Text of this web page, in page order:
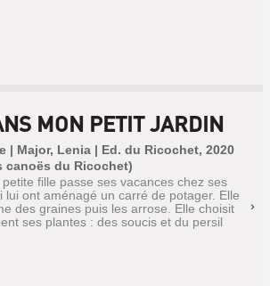
MON PETIT JARDIN
| Major, Lenia | Ed. du Ricochet, 2020
canoës du Ricochet)
petite fille passe ses vacances chez ses
lui ont aménagé un carré de potager. Elle
des graines puis les arrose. Elle choisit
ses plantes : des soucis et du persil